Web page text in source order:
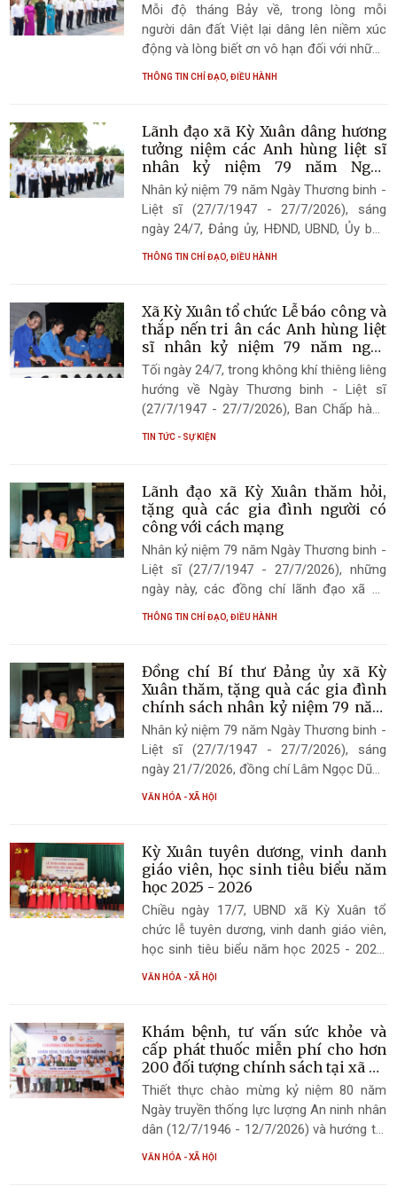
Mỗi độ tháng Bảy về, trong lòng mỗi
người dân đất Việt lại dâng lên niềm xúc
động và lòng biết ơn vô hạn đối với những
người con ưu tú đã anh dũng hy sinh vì
(27/7/1947 - 27/7/2026) không chỉ là dịp
để tưởng nhớ, tri ân những người đã ngã
xuống vì nền hòa bình hôm nay, mà còn là
dịp để mỗi cán bộ, đảng viên và Nhân dân
tiếp tục gìn giữ, phát huy truyền thống yêu
nước, đạo lý "Uống nước nhớ nguồn",
đã trở thành cội nguồn sức mạnh của dân
THÔNG TIN CHỈ ĐẠO, ĐIỀU HÀNH
Lãnh đạo xã Kỳ Xuân dâng hương
tưởng niệm các Anh hùng liệt sĩ
nhân kỷ niệm 79 năm Ngày
Thương binh - Liệt sĩ
Nhân kỷ niệm 79 năm Ngày Thương binh -
Liệt sĩ (27/7/1947 - 27/7/2026), sáng
ngày 24/7, Đảng ủy, HĐND, UBND, Ủy ban
MTTQ Việt Nam xã Kỳ Xuân đã trang
trang Liệt sĩ Kỳ Anh và 03 Đài tưởng niệm
các Anh hùng liệt sĩ trên địa bàn xã.
THÔNG TIN CHỈ ĐẠO, ĐIỀU HÀNH
Xã Kỳ Xuân tổ chức Lễ báo công và
thắp nến tri ân các Anh hùng liệt
sĩ nhân kỷ niệm 79 năm ngày
thương binh - liệt sỹ
Tối ngày 24/7, trong không khí thiêng liêng
hướng về Ngày Thương binh - Liệt sĩ
(27/7/1947 - 27/7/2026), Ban Chấp hành
hùng liệt sĩ trên địa bàn xã. Đây là hoạt
động mang ý nghĩa chính trị, nhân văn sâu
sắc, thể hiện đạo lý "Uống nước nhớ
nguồn", "Đền ơn đáp nghĩa", đồng thời
giáo dục truyền thống cách mạng cho thế
hệ trẻ.
TIN TỨC - SỰ KIỆN
Lãnh đạo xã Kỳ Xuân thăm hỏi,
tặng quà các gia đình người có
công với cách mạng
Nhân kỷ niệm 79 năm Ngày Thương binh -
Liệt sĩ (27/7/1947 - 27/7/2026), những
ngày này, các đồng chí lãnh đạo xã Kỳ
Xuân đã đến thăm hỏi, động viên và trao
liệt sĩ trên địa bàn các thôn trong toàn xã,
thể hiện truyền thống đạo lý "Uống nước
nhớ nguồn", "Đền ơn đáp nghĩa" của dân
tộc.
THÔNG TIN CHỈ ĐẠO, ĐIỀU HÀNH
Đồng chí Bí thư Đảng ủy xã Kỳ
Xuân thăm, tặng quà các gia đình
chính sách nhân kỷ niệm 79 năm
Ngày Thương binh - Liệt sĩ
Nhân kỷ niệm 79 năm Ngày Thương binh -
Liệt sĩ (27/7/1947 - 27/7/2026), sáng
ngày 21/7/2026, đồng chí Lâm Ngọc Dũng
- Bí thư Đảng ủy, Chủ tịch HĐND xã Kỳ
mạng trên địa bàn xã.
VĂN HÓA - XÃ HỘI
Kỳ Xuân tuyên dương, vinh danh
giáo viên, học sinh tiêu biểu năm
học 2025 - 2026
Chiều ngày 17/7, UBND xã Kỳ Xuân tổ
chức lễ tuyên dương, vinh danh giáo viên,
học sinh tiêu biểu năm học 2025 - 2026.
Tham dự buổi lễ có đồng chí Lâm Ngọc
Đảng ủy, lãnh đạo HĐND, UBND, Ủy ban
MTTQ xã.
VĂN HÓA - XÃ HỘI
Khám bệnh, tư vấn sức khỏe và
cấp phát thuốc miễn phí cho hơn
200 đối tượng chính sách tại xã Kỳ
Xuân
Thiết thực chào mừng kỷ niệm 80 năm
Ngày truyền thống lực lượng An ninh nhân
dân (12/7/1946 - 12/7/2026) và hướng tới
79 năm Ngày Thương binh - Liệt sĩ
VĂN HÓA - XÃ HỘI